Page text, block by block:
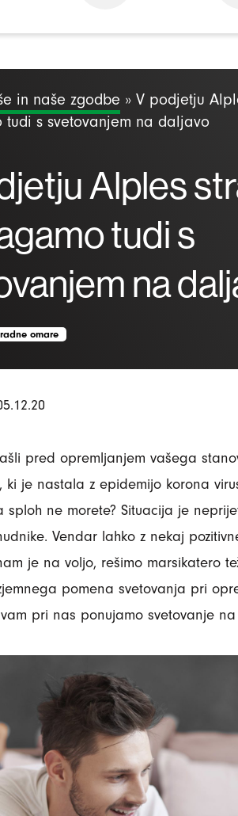
in naše zgodbe » V podjetju
tudi s svetovanjem na daljavo
Alples
tudi s
na
omare
pred opremljanjem vašega
ki je nastala z epidemijo korona
ne morete? Situacija je
Vendar lahko z nekaj
je na voljo, rešimo marsikatero
pomena svetovanja pri
pri nas ponujamo svetovanje